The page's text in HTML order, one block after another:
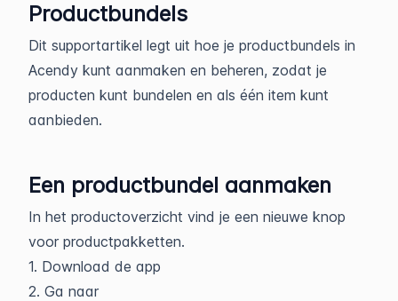
Productbundels
Dit supportartikel legt uit hoe je productbundels in
Acendy kunt aanmaken en beheren, zodat je
producten kunt bundelen en als één item kunt
aanbieden.
Een productbundel aanmaken
In het productoverzicht vind je een nieuwe knop
voor productpakketten.
1. Download de app
2. Ga naar